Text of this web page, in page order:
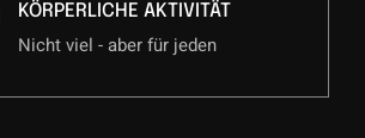
KÖRPERLICHE AKTIVITÄT
Nicht viel - aber für jeden